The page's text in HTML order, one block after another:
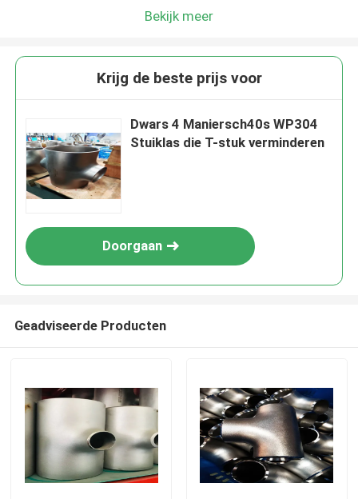
Bekijk meer
Krijg de beste prijs voor
Dwars 4 Maniersch40s WP304
Stuiklas die T-stuk verminderen
Doorgaan
Geadviseerde Producten